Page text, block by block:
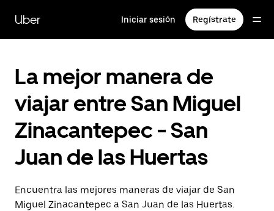
contenido
principal
Uber Iniciar sesión Regístrate
La mejor manera de
viajar entre San Miguel
Zinacantepec - San
Juan de las Huertas
Encuentra las mejores maneras de viajar de San
Miguel Zinacantepec a San Juan de las Huertas.